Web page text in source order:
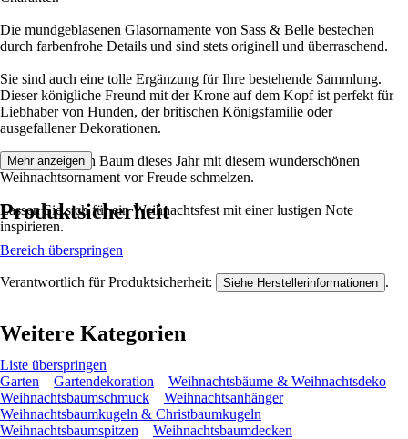
Die mundgeblasenen Glasornamente von Sass & Belle bestechen
durch farbenfrohe Details und sind stets originell und überraschend.
Sie sind auch eine tolle Ergänzung für Ihre bestehende Sammlung.
Dieser königliche Freund mit der Krone auf dem Kopf ist perfekt für
Liebhaber von Hunden, der britischen Königsfamilie oder
ausgefallener Dekorationen.
Lassen Sie Ihren Baum dieses Jahr mit diesem wunderschönen
Weihnachtsornament vor Freude schmelzen.
Lassen Sie sich für ein Weihnachtsfest mit einer lustigen Note
inspirieren.
Mehr anzeigen
Produktsicherheit
Bereich überspringen
Verantwortlich für Produktsicherheit: Siehe Herstellerinformationen .
Weitere Kategorien
Liste überspringen
Garten
Gartendekoration
Weihnachtsbäume & Weihnachtsdeko
Weihnachtsbaumschmuck
Weihnachtsanhänger
Weihnachtsbaumkugeln & Christbaumkugeln
Weihnachtsbaumspitzen
Weihnachtsbaumdecken